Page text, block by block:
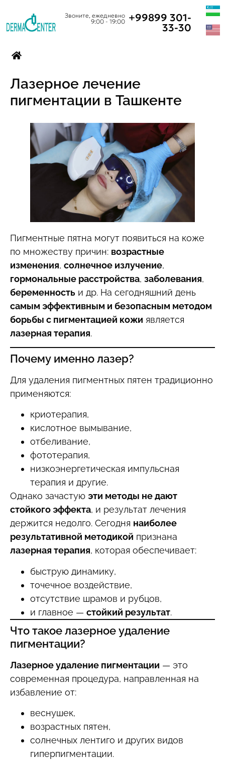
Звоните, ежедневно
9:00 - 19:00 +99899 301-
33-30
Лазерное лечение
пигментации в Ташкенте
Пигментные пятна могут появиться на коже
по множеству причин: возрастные
изменения, солнечное излучение,
гормональные расстройства, заболевания,
беременность и др. На сегодняшний день
самым эффективным и безопасным методом
борьбы с пигментацией кожи является
лазерная терапия.
Почему именно лазер?
Для удаления пигментных пятен традиционно
применяются:
криотерапия,
кислотное вымывание,
отбеливание,
фототерапия,
низкоэнергетическая импульсная
терапия и другие.
Однако зачастую эти методы не дают
стойкого эффекта, и результат лечения
держится недолго. Сегодня наиболее
результативной методикой признана
лазерная терапия, которая обеспечивает:
быструю динамику,
точечное воздействие,
отсутствие шрамов и рубцов,
и главное — стойкий результат.
Что такое лазерное удаление
пигментации?
Лазерное удаление пигментации — это
современная процедура, направленная на
избавление от:
веснушек,
возрастных пятен,
солнечных лентиго и других видов
гиперпигментации.